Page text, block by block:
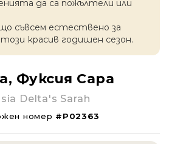
да са пожълтели или
съвсем естествено за
красив годишен сезон.
Фуксия Сара
Delta's Sarah
номер #P02363